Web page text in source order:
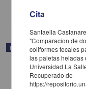
Trabajo de grado
Cita
Santaella
"Comparacion de
coliformes fecales
las paletas heladas
Universidad La
Recuperado de
https://